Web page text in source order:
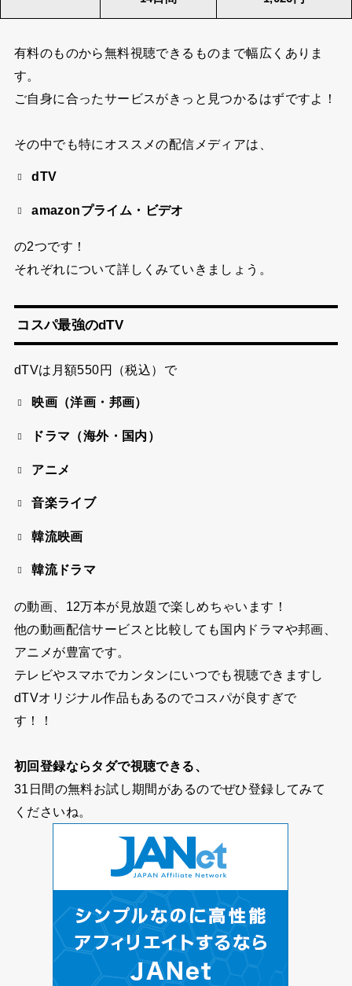
有料のものから無料視聴できるものまで幅広くありま
す。
ご自身に合ったサービスがきっと見つかるはずですよ！
その中でも特にオススメの配信メディアは、
dTV
amazonプライム・ビデオ
の2つです！
それぞれについて詳しくみていきましょう。
コスパ最強のdTV
dTVは 月額550円（税込） で
映画（洋画・邦画）
ドラマ（海外・国内）
アニメ
音楽ライブ
韓流映画
韓流ドラマ
の動画、 12万本が見放題 で楽しめちゃいます！
他の動画配信サービスと比較しても国内ドラマや邦画、
アニメが豊富です。
テレビやスマホでカンタンにいつでも視聴できますし
dTVオリジナル作品もあるのでコスパが良すぎで
す！！
初回登録ならタダで視聴できる、
31日間の無料お試し期間があるのでぜひ登録してみて
くださいね。